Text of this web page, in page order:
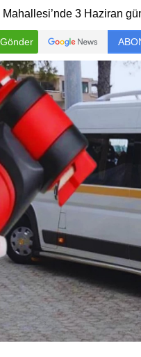
Mahallesi’nde 3 Haziran
Gönder